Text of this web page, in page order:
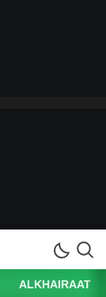
ALKHAIRAAT